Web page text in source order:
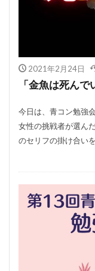
2021年2月24日
「金魚は死ん
今日は、青コン勉強
女性の挑戦者が選ん
のセリフの掛け合い